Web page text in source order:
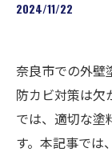
2024/11/22
奈良市での外壁
防カビ対策は欠
では、適切な塗
す。本記事では